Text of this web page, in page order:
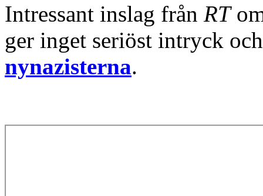
Intressant inslag från RT
ger inget seriöst intryck
nynazisterna.